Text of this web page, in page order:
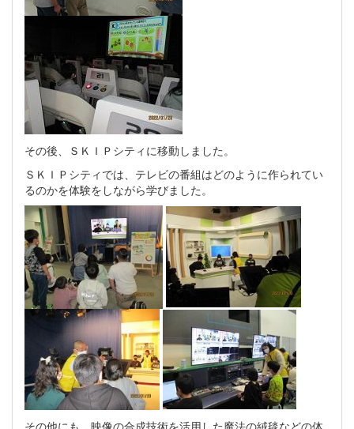
その後、ＳＫＩＰシティに移動しました。
ＳＫＩＰシティでは、テレビの番組はどのように作られてい
るのかを体験をしながら学びました。